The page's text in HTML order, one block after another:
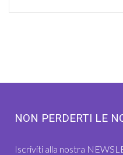
NON PERDERTI LE
Iscriviti alla nostra